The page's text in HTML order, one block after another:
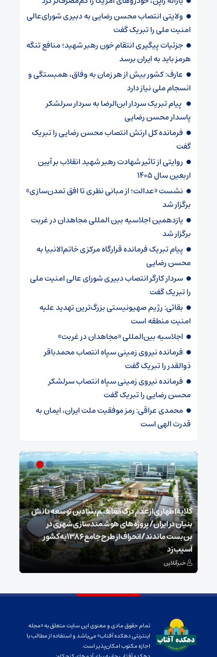
ولایتی انتصاب محسن رضایی به دبیری شورای‌عالی
امنیت ملی را تبریک گفت
جزئیات پیگیری انتقام خون رهبر شهید؛ منافع تنگه
هرمز باید به ایران برسد
عارف: کشور بیش از هر زمان به وفاق، همبستگی و
انسجام ملی نیاز دارد
پیام تبریک سردار ابن‌الرضا به سردار سرلشکر
پاسدار محسن رضایی
فرمانده کل ارتش انتصاب محسن رضایی را تبریک
گفت
روایتی از تاثیر شهادت رهبر شهید انقلاب بر آیین
اربعین سال ۱۴۰۵
نشست «عدالت؛ از مبانی نظری تا افق تمدن‌سازی»
برگزار شد
یازدهمین اجلاسیه بین المللی مجاهدان در غربت
برگزار شد
پیام تبریک فرمانده قرارگاه مرکزی خاتم‌الانبیا به
محسن رضایی
سردار کارگر انتصاب دبیری شورای عالی امنیت ملی
را تبریک گفت
بقائی: رژیم صهیونیستی بزرگ‌ترین تهدید علیه
امنیت منطقه است
اجلاسیه بین‌المللی «مجاهدان در غربت»
فرمانده نیروی زمینی سپاه انتصاب محمدباقر
ذوالقدر را تبریک گفت
فرمانده نیروی زمینی سپاه انتصاب سرلشکر
محسن رضایی را تبریک گفت
محمدی عراقی: رمز موفقیت ملت ایران، ایمان به
قدرت الهی است
گلایه اطهاری از عدم درک مفاهیم بنیادین توسعه دانش
بنیان در ایران/ پروژه‌های هوشمندسازی شهری در
بن‌بست ماندند/انحراف از طرح جامع ۱۳۸۶ به کشور
آسیب زد
خبرآنلاین
تمام حقوق مادی و معنوی این سایت متعلق به «مجله
اینترنتی دهکده آفتاب» می‌باشد و استفاده از مطالب با
اجازه مکتوب امکان‌پذیر است.